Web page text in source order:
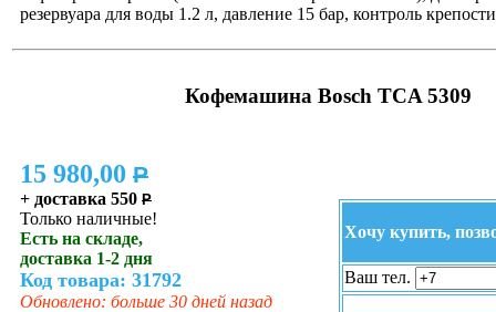
резервуара для воды 1.2 л, давление 15 бар, контроль
Кофемашина Bosch TCA 5309
15 980,00 P
+ доставка 550 P
Только наличные!
Есть на складе,
доставка 1-2 дня
Код товара: 31792
Обновлено: больше 30 дней назад
Хочу купить,
Ваш тел.